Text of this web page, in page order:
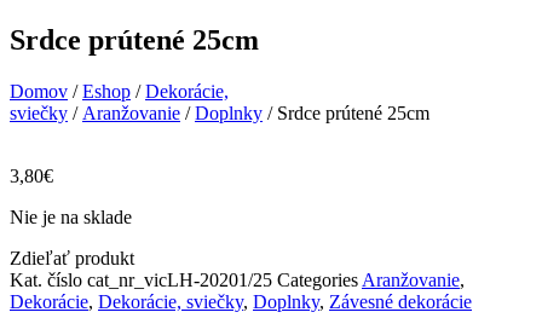
Srdce prútené 25cm
Domov /Eshop /Dekorácie,
sviečky / Aranžovanie /Doplnky / Srdce prútené 25cm
3,80€
Nie je na sklade
Zdieľať produkt
Kat. číslo cat_nr_vicLH-20201/25 Categories Aranžovanie,
Dekorácie, Dekorácie, sviečky, Doplnky, Závesné dekorácie